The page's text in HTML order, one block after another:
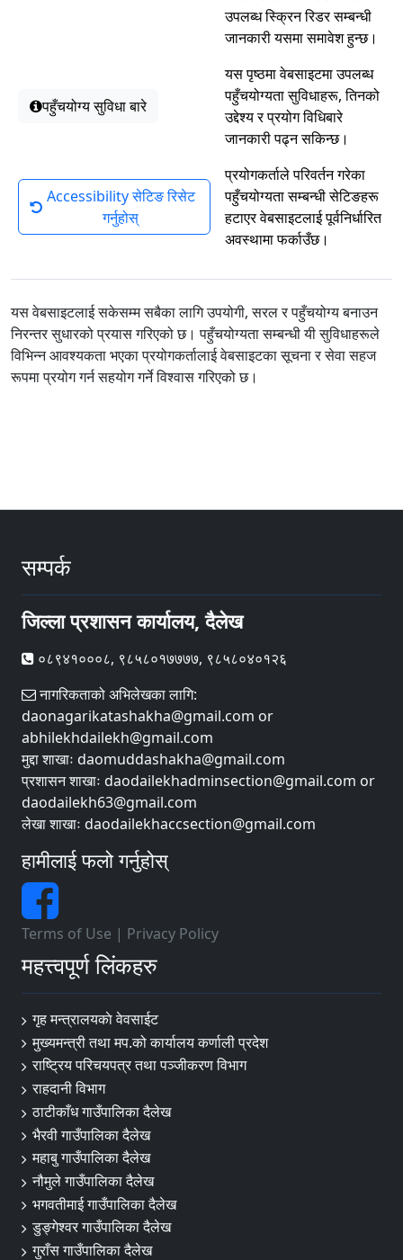
उपलब्ध स्क्रिन रिडर सम्बन्धी
जानकारी यसमा समावेश हुन्छ।
पहुँचयोग्य सुविधा बारे
यस पृष्ठमा वेबसाइटमा उपलब्ध
पहुँचयोग्यता सुविधाहरू, तिनको
उद्देश्य र प्रयोग विधिबारे
जानकारी पढ्न सकिन्छ।
Accessibility सेटिङ रिसेट
गर्नुहोस्
प्रयोगकर्ताले परिवर्तन गरेका
पहुँचयोग्यता सम्बन्धी सेटिङहरू
हटाएर वेबसाइटलाई पूर्वनिर्धारित
अवस्थामा फर्काउँछ।
यस वेबसाइटलाई सकेसम्म सबैका लागि उपयोगी, सरल र पहुँचयोग्य बनाउन
निरन्तर सुधारको प्रयास गरिएको छ। पहुँचयोग्यता सम्बन्धी यी सुविधाहरूले
विभिन्न आवश्यकता भएका प्रयोगकर्तालाई वेबसाइटका सूचना र सेवा सहज
रूपमा प्रयोग गर्न सहयोग गर्ने विश्वास गरिएको छ।
सम्पर्क
जिल्ला प्रशासन कार्यालय, दैलेख
०८९४१०००८, ९८५८०१७७७७, ९८५८०४०१२६
नागरिकताको अभिलेखका लागि:
daonagarikatashakha@gmail.com or
abhilekhdailekh@gmail.com
मुद्दा शाखाः daomuddashakha@gmail.com
प्रशासन शाखाः daodailekhadminsection@gmail.com or
daodailekh63@gmail.com
लेखा शाखाः daodailekhaccsection@gmail.com
हामीलाई फलो गर्नुहोस्
Terms of Use | Privacy Policy
महत्त्वपूर्ण लिंकहरु
गृह मन्त्रालयकाे वेवसाईट
मुख्यमन्त्री तथा मप.को कार्यालय कर्णाली प्रदेश
राष्ट्रिय परिचयपत्र तथा पञ्जीकरण विभाग
राहदानी विभाग
ठाटीकाँध गाउँपालिका दैलेख
भैरवी गाउँपालिका दैलेख
महाबु गाउँपालिका दैलेख
नौमुले गाउँपालिका दैलेख
भगवतीमाई गाउँपालिका दैलेख
डुङ्गेश्वर गाउँपालिका दैलेख
गुराँस गाउँपालिका दैलेख